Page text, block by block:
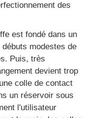
des
est fondé dans un
modestes de
Puis, très
devient trop
colle de contact
un réservoir sous
l'utilisateur